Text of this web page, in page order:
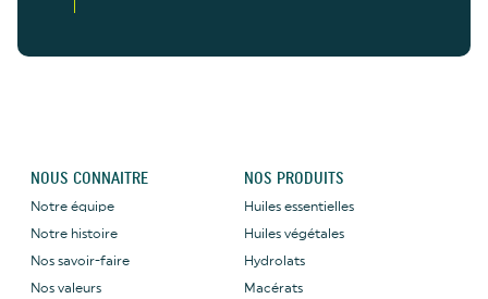
NOUS CONNAITRE
Notre équipe
Notre histoire
Nos savoir-faire
Nos valeurs
NOS PRODUITS
Huiles essentielles
Huiles végétales
Hydrolats
Macérats